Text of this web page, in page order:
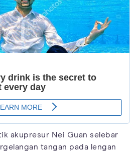
akupresur Nei Guan selebar
tangan pada lengan